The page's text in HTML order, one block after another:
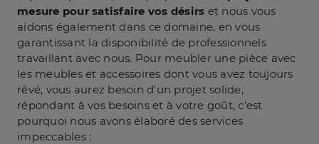
mesure pour satisfaire vos désirs et nous vous
aidons également dans ce domaine, en vous
garantissant la disponibilité de professionnels
travaillant avec nous. Pour meubler une pièce avec
les meubles et accessoires dont vous avez toujours
rêvé, vous aurez besoin d'un projet solide,
répondant à vos besoins et à votre goût, c'est
pourquoi nous avons élaboré des services
impeccables :